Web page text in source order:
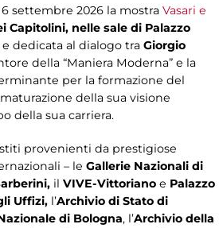
settembre 2026 la mostra Vasari e
Capitolini, nelle sale di Palazzo
dedicata al dialogo tra Giorgio
della “Maniera Moderna” e la
per la formazione del
della sua visione
della sua carriera.
provenienti da prestigiose
– le Gallerie Nazionali di
il VIVE-Vittoriano e Palazzo
Uffizi, l’Archivio di Stato di
di Bologna, l’Archivio della